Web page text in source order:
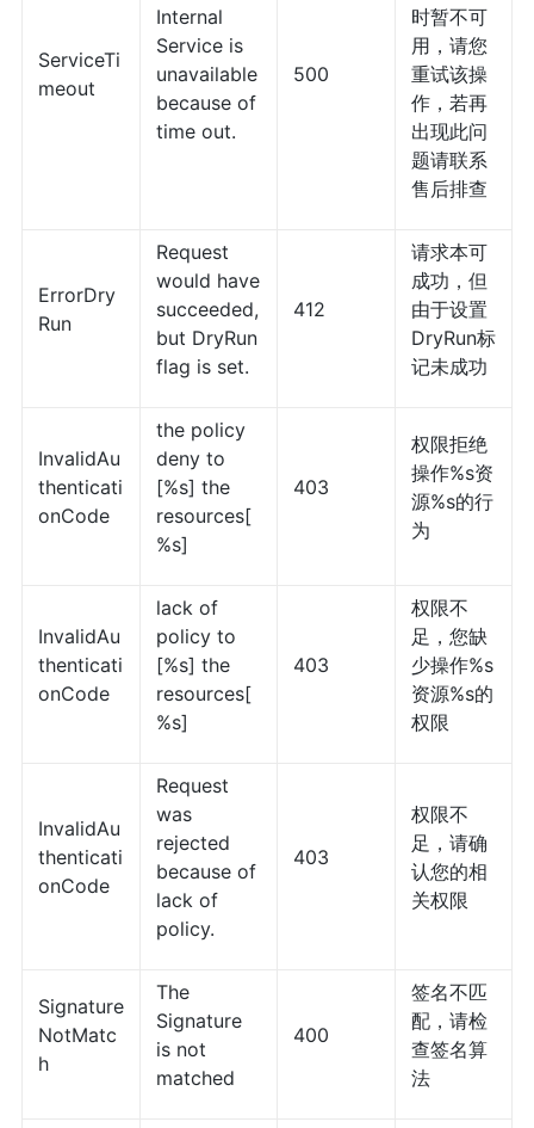
ServiceTi
meout
Internal
Service is
unavailable
because of
time out.
500
时暂不可
用，请您
重试该操
作，若再
出现此问
题请联系
售后排查
ErrorDry
Run
Request
would have
succeeded,
but DryRun
flag is set.
412
请求本可
成功，但
由于设置
DryRun标
记未成功
InvalidAu
thenticati
onCode
the policy
deny to
[%s] the
resources[
%s]
403
权限拒绝
操作%s资
源%s的行
为
InvalidAu
thenticati
onCode
lack of
policy to
[%s] the
resources[
%s]
403
权限不
足，您缺
少操作%s
资源%s的
权限
InvalidAu
thenticati
onCode
Request
was
rejected
because of
lack of
policy.
403
权限不
足，请确
认您的相
关权限
Signature
NotMatc
h
The
Signature
is not
matched
400
签名不匹
配，请检
查签名算
法